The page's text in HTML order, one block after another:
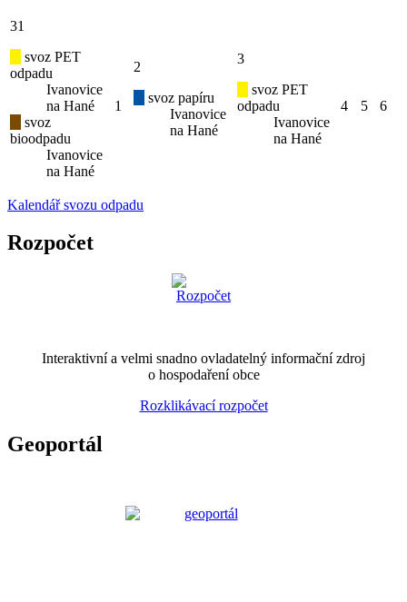
31
svoz PET
odpadu
Ivanovice
na Hané
svoz
bioodpadu
Ivanovice
na Hané
1
2
svoz papíru
Ivanovice
na Hané
3
svoz PET
odpadu
Ivanovice
na Hané
4 5 6
Kalendář svozu odpadu
Rozpočet
Interaktivní a velmi snadno ovladatelný informační zdroj
o hospodaření obce
Rozklikávací rozpočet
Geoportál